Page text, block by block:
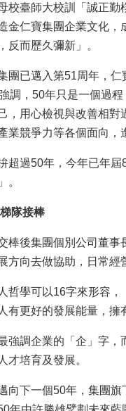
校臺師大校訓「誠正
金仁寶集團企業文化
反而歷久彌新」。
團已邁入第51周年，
調，50年只是一個過
，用心檢視與改善相
業競爭力等各個面向，
超過50年，今年已年
。
隊接棒
棒後集團個別公司董
方向去做協助，日常經
哲學可以16字來形容
有更好的發展能量，擁
強調企業的「企」字，
才培育及發展。
向下一個50年，集團